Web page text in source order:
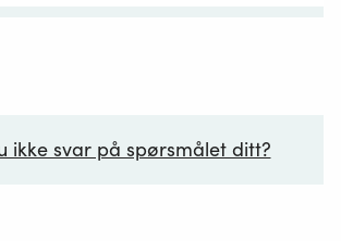
ikke svar på spørsmålet ditt?